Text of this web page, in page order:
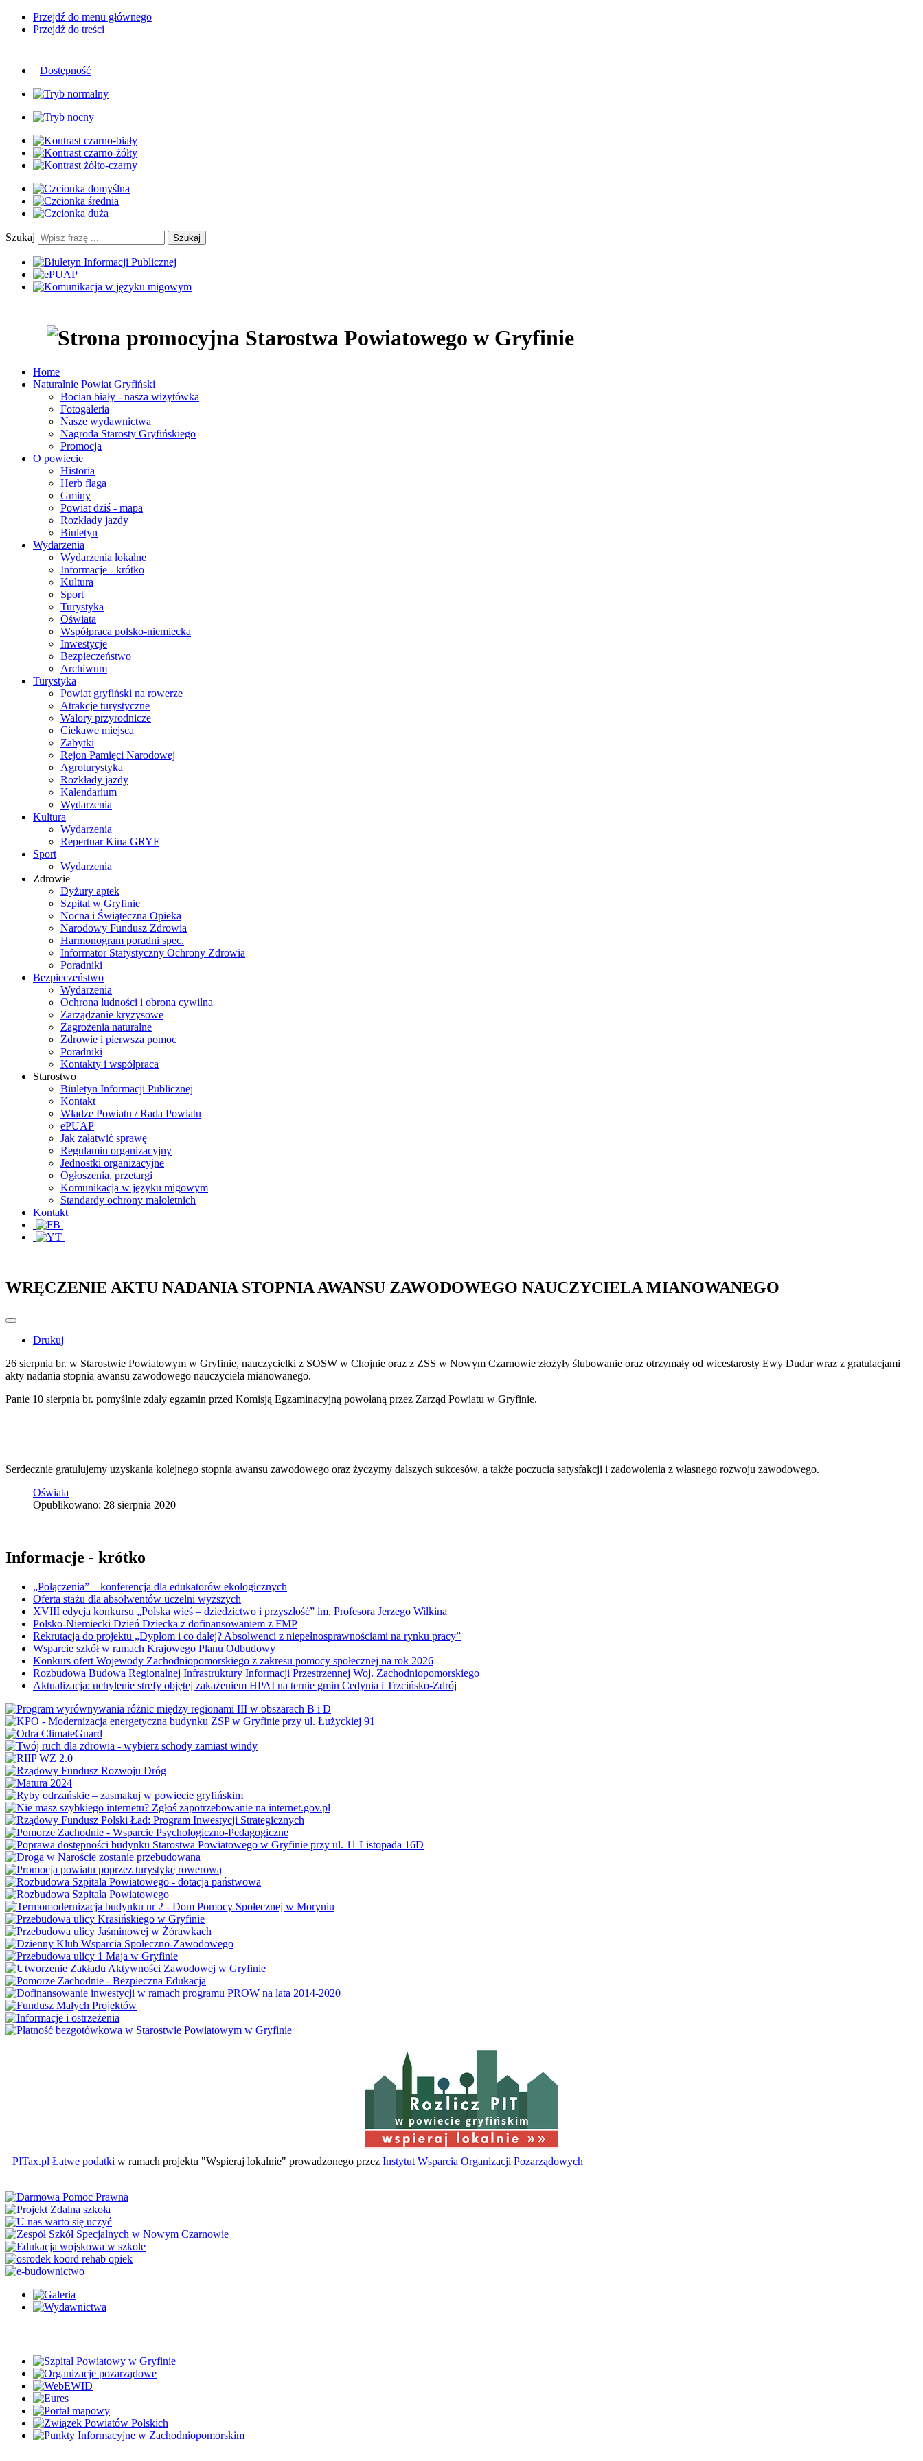
Przejdź do menu głównego
Przejdź do treści
Dostępność
Szukaj Szukaj
Home
Naturalnie Powiat Gryfiński
Bocian biały - nasza wizytówka
Fotogaleria
Nasze wydawnictwa
Nagroda Starosty Gryfińskiego
Promocja
O powiecie
Historia
Herb flaga
Gminy
Powiat dziś - mapa
Rozkłady jazdy
Biuletyn
Wydarzenia
Wydarzenia lokalne
Informacje - krótko
Kultura
Sport
Turystyka
Oświata
Współpraca polsko-niemiecka
Inwestycje
Bezpieczeństwo
Archiwum
Turystyka
Powiat gryfiński na rowerze
Atrakcje turystyczne
Walory przyrodnicze
Ciekawe miejsca
Zabytki
Rejon Pamięci Narodowej
Agroturystyka
Rozkłady jazdy
Kalendarium
Wydarzenia
Kultura
Wydarzenia
Repertuar Kina GRYF
Sport
Wydarzenia
Zdrowie
Dyżury aptek
Szpital w Gryfinie
Nocna i Świąteczna Opieka
Narodowy Fundusz Zdrowia
Harmonogram poradni spec.
Informator Statystyczny Ochrony Zdrowia
Poradniki
Bezpieczeństwo
Wydarzenia
Ochrona ludności i obrona cywilna
Zarządzanie kryzysowe
Zagrożenia naturalne
Zdrowie i pierwsza pomoc
Poradniki
Kontakty i współpraca
Starostwo
Biuletyn Informacji Publicznej
Kontakt
Władze Powiatu / Rada Powiatu
ePUAP
Jak załatwić sprawę
Regulamin organizacyjny
Jednostki organizacyjne
Ogłoszenia, przetargi
Komunikacja w języku migowym
Standardy ochrony małoletnich
Kontakt
WRĘCZENIE AKTU NADANIA STOPNIA AWANSU ZAWODOWEGO NAUCZYCIELA MIANOWANEGO
Drukuj
26 sierpnia br. w Starostwie Powiatowym w Gryfinie, nauczycielki z SOSW w Chojnie oraz z ZSS w Nowym Czarnowie złożyły ślubowanie oraz otrzymały od wicestarosty Ewy Dudar wraz z gratulacjami
akty nadania stopnia awansu zawodowego nauczyciela mianowanego.
Panie 10 sierpnia br. pomyślnie zdały egzamin przed Komisją Egzaminacyjną powołaną przez Zarząd Powiatu w Gryfinie.
Serdecznie gratulujemy uzyskania kolejnego stopnia awansu zawodowego oraz życzymy dalszych sukcesów, a także poczucia satysfakcji i zadowolenia z własnego rozwoju zawodowego.
Oświata
Opublikowano: 28 sierpnia 2020
Informacje - krótko
„Połączenia” – konferencja dla edukatorów ekologicznych
Oferta stażu dla absolwentów uczelni wyższych
XVIII edycja konkursu „Polska wieś – dziedzictwo i przyszłość” im. Profesora Jerzego Wilkina
Polsko-Niemiecki Dzień Dziecka z dofinansowaniem z FMP
Rekrutacja do projektu „Dyplom i co dalej? Absolwenci z niepełnosprawnościami na rynku pracy”
Wsparcie szkół w ramach Krajowego Planu Odbudowy
Konkurs ofert Wojewody Zachodniopomorskiego z zakresu pomocy społecznej na rok 2026
Rozbudowa Budowa Regionalnej Infrastruktury Informacji Przestrzennej Woj. Zachodniopomorskiego
Aktualizacja: uchylenie strefy objętej zakażeniem HPAI na ternie gmin Cedynia i Trzcińsko-Zdrój
w powiecie gryfińskim
PITax.pl Łatwe podatki w ramach projektu "Wspieraj lokalnie" prowadzonego przez Instytut Wsparcia Organizacji Pozarządowych